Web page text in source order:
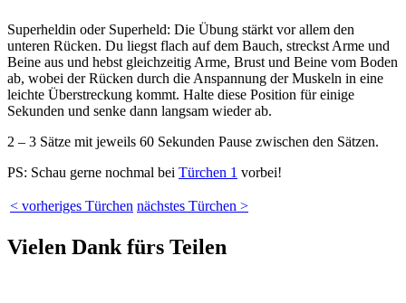
Superheldin oder Superheld: Die Übung stärkt vor allem den
unteren Rücken. Du liegst flach auf dem Bauch, streckst Arme und
Beine aus und hebst gleichzeitig Arme, Brust und Beine vom Boden
ab, wobei der Rücken durch die Anspannung der Muskeln in eine
leichte Überstreckung kommt. Halte diese Position für einige
Sekunden und senke dann langsam wieder ab.
2 – 3 Sätze mit jeweils 60 Sekunden Pause zwischen den Sätzen.
PS: Schau gerne nochmal bei Türchen 1 vorbei!
< vorheriges Türchen nächstes Türchen >
Vielen Dank fürs Teilen